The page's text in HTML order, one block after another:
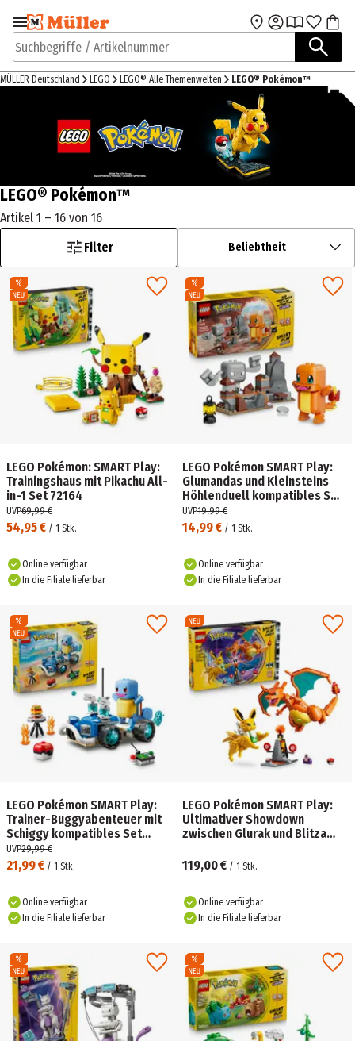
Zur Navigation
springen
Zum Hauptinhalt
Suchbegriffe / Artikelnummer
MÜLLER Deutschland LEGO LEGO® Alle Themenwelten LEGO® Pokémon™
LEGO® Pokémon™
Artikel 1 – 16 von 16
Filter
Beliebtheit
LEGO Pokémon: SMART Play:
Trainingshaus mit Pikachu All-
in-1 Set 72164
54,95 € / 1 Stk.
UVP69,99 €
Online verfügbar
In die Filiale lieferbar
LEGO Pokémon SMART Play:
Glumandas und Kleinsteins
Höhlenduell kompatibles Set
72157
14,99 € / 1 Stk.
UVP19,99 €
Online verfügbar
In die Filiale lieferbar
LEGO Pokémon SMART Play:
Trainer-Buggyabenteuer mit
Schiggy kompatibles Set
72156
21,99 € / 1 Stk.
UVP29,99 €
Online verfügbar
In die Filiale lieferbar
LEGO Pokémon SMART Play:
Ultimativer Showdown
zwischen Glurak und Blitza
119,00 € / 1 Stk.
Online verfügbar
In die Filiale lieferbar